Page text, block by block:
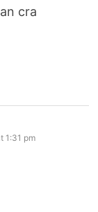
cra
1:31 pm